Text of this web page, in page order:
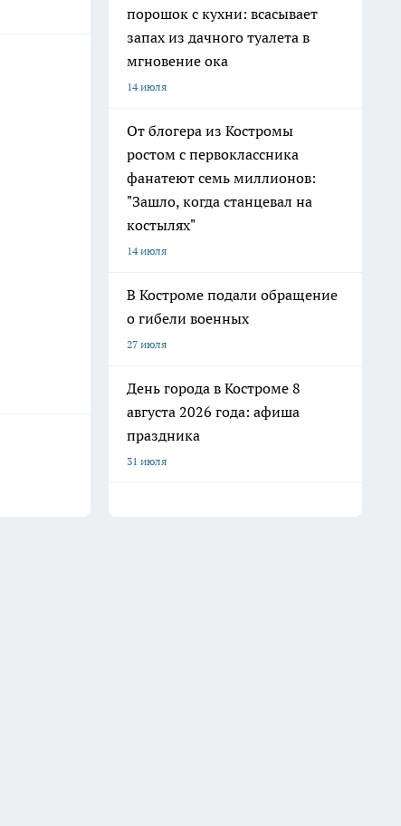
порошок с кухни: всасывает
запах из дачного туалета в
мгновение ока
14 июля
От блогера из Костромы
ростом с первоклассника
фанатеют семь миллионов:
"Зашло, когда станцевал на
костылях"
14 июля
В Костроме подали обращение
о гибели военных
27 июля
День города в Костроме 8
августа 2026 года: афиша
праздника
31 июля